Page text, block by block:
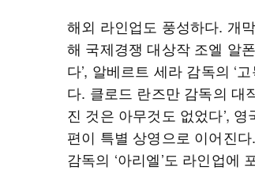
해외 라인업도 풍성하다. 개
해 국제경쟁 대상작 조엘 알
다’, 알베르트 세라 감독의 ‘
다. 클로드 란즈만 감독의 대
진 것은 아무것도 없었다’,
편이 특별 상영으로 이어진
감독의 ‘아리엘’도 라인업에